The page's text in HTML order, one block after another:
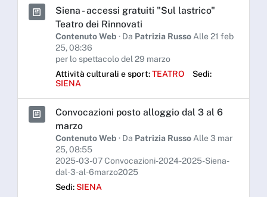
Siena - accessi gratuiti "Sul lastrico"
Teatro dei Rinnovati
Contenuto Web · Da Patrizia Russo Alle 21 feb
25, 08:36
per lo spettacolo del 29 marzo
Attività culturali e sport:TEATRO
Sedi:
SIENA
Convocazioni posto alloggio dal 3 al 6
marzo
Contenuto Web · Da Patrizia Russo Alle 3 mar
25, 08:55
2025-03-07 Convocazioni-2024-2025-Siena-
dal-3-al-6marzo2025
Sedi:SIENA